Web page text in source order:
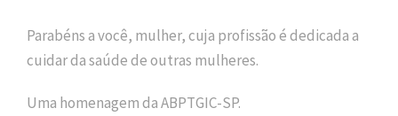
Parabéns a você, mulher, cuja profissão é dedicada a
cuidar da saúde de outras mulheres.
Uma homenagem da ABPTGIC-SP.